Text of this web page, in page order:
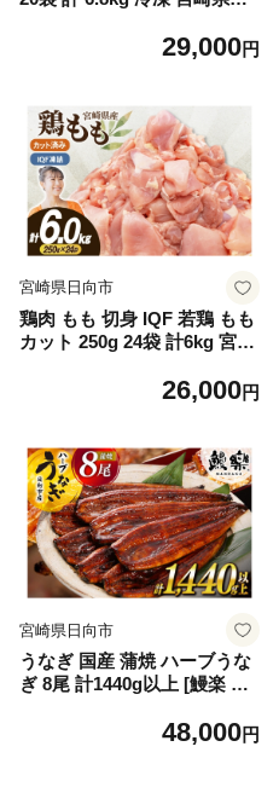
2061696] とり肉 鳥肉 鶏もも
29,000円
宮崎県日向市
鶏肉 もも 切身 IQF 若鶏 もも
カット 250g 24袋 計6kg 宮崎
市 452061691] とり肉 鳥肉 鶏
凍 個別凍結加工 カット 小分
け 時短 カット済み ◎
26,000円
宮崎県日向市
うなぎ 国産 蒲焼 ハーブうな
ぎ 8尾 計1440g以上 [鰻楽 宮
うなぎ 鰻 ウナギ 蒲焼き 蒲焼
48,000円